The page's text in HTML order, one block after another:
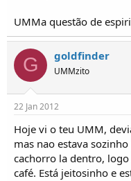
UMMa questão de
G goldfinder
UMMzito
22 Jan 2012
Hoje vi o teu UMM,
mas nao estava
cachorro la dentro,
café. Está jeitosinho e